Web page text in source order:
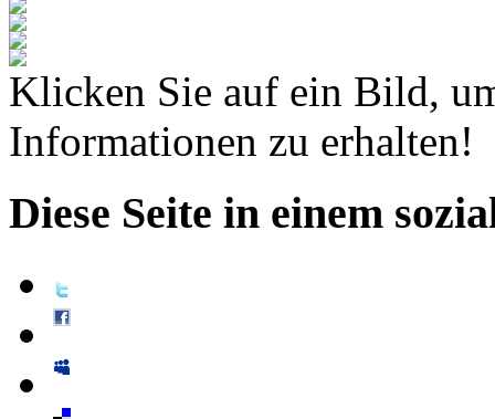
Klicken Sie auf ein Bild,
Informationen zu erhalten!
Diese Seite in einem